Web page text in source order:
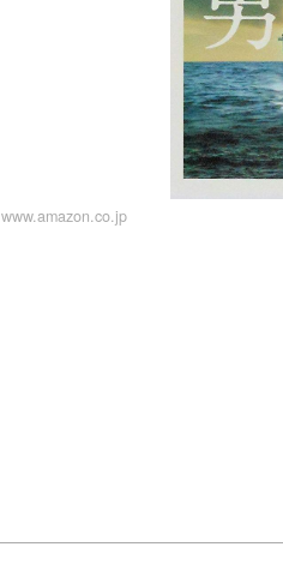
www.amazon.co.jp